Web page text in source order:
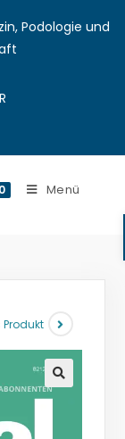
Podologie und
0 Menü
🔍